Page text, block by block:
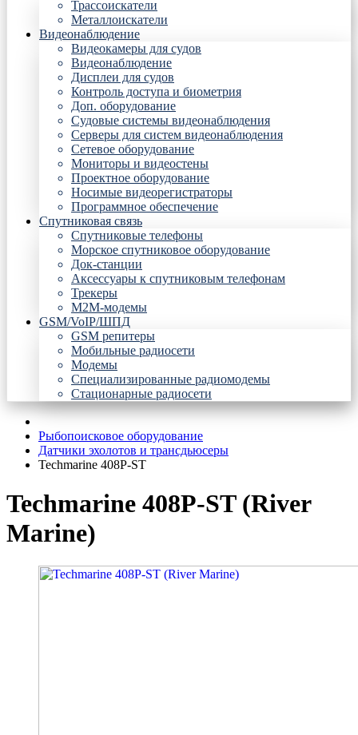
Трассоискатели
Металлоискатели
Видеонаблюдение
Видеокамеры для судов
Видеонаблюдение
Дисплеи для судов
Контроль доступа и биометрия
Доп. оборудование
Судовые системы видеонаблюдения
Серверы для систем видеонаблюдения
Сетевое оборудование
Мониторы и видеостены
Проектное оборудование
Носимые видеорегистраторы
Программное обеспечение
Спутниковая связь
Спутниковые телефоны
Морское спутниковое оборудование
Док-станции
Аксессуары к спутниковым телефонам
Трекеры
М2М-модемы
GSM/VoIP/ШПД
GSM репитеры
Мобильные радиосети
Модемы
Специализированные радиомодемы
Стационарные радиосети
Рыбопоисковое оборудование
Датчики эхолотов и трансдьюсеры
Techmarine 408P-ST
Techmarine 408P-ST (River
Marine)